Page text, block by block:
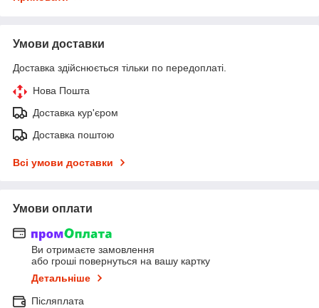
Умови доставки
Доставка здійснюється тільки по передоплаті.
Нова Пошта
Доставка кур'єром
Доставка поштою
Всі умови доставки
Умови оплати
Ви отримаєте замовлення
або гроші повернуться на вашу картку
Детальніше
Післяплата